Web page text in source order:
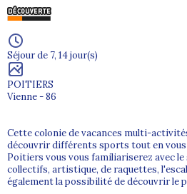
Séjour de 7, 14 jour(s)
POITIERS
Vienne - 86
Cette colonie de vacances multi-
découvrir différents sports tout en vous
Poitiers vous vous familiariserez avec
collectifs, artistique, de raquettes,
également la possibilité de découvrir le